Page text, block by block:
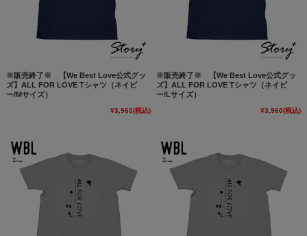
※販売終了※ 【We Best Love公式グッ
ズ】ALL FOR LOVE Tシャツ（ネイビ
ー/Mサイズ）
¥3,960(税込)
※販売終了※ 【We Best Love公式グッ
ズ】ALL FOR LOVE Tシャツ（ネイビ
ー/Lサイズ）
¥3,960(税込)